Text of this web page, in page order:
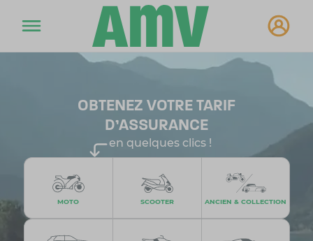
OBTENEZ VOTRE TARIF
D'ASSURANCE
en quelques clics !
MOTO SCOOTER ANCIEN & COLLECTION